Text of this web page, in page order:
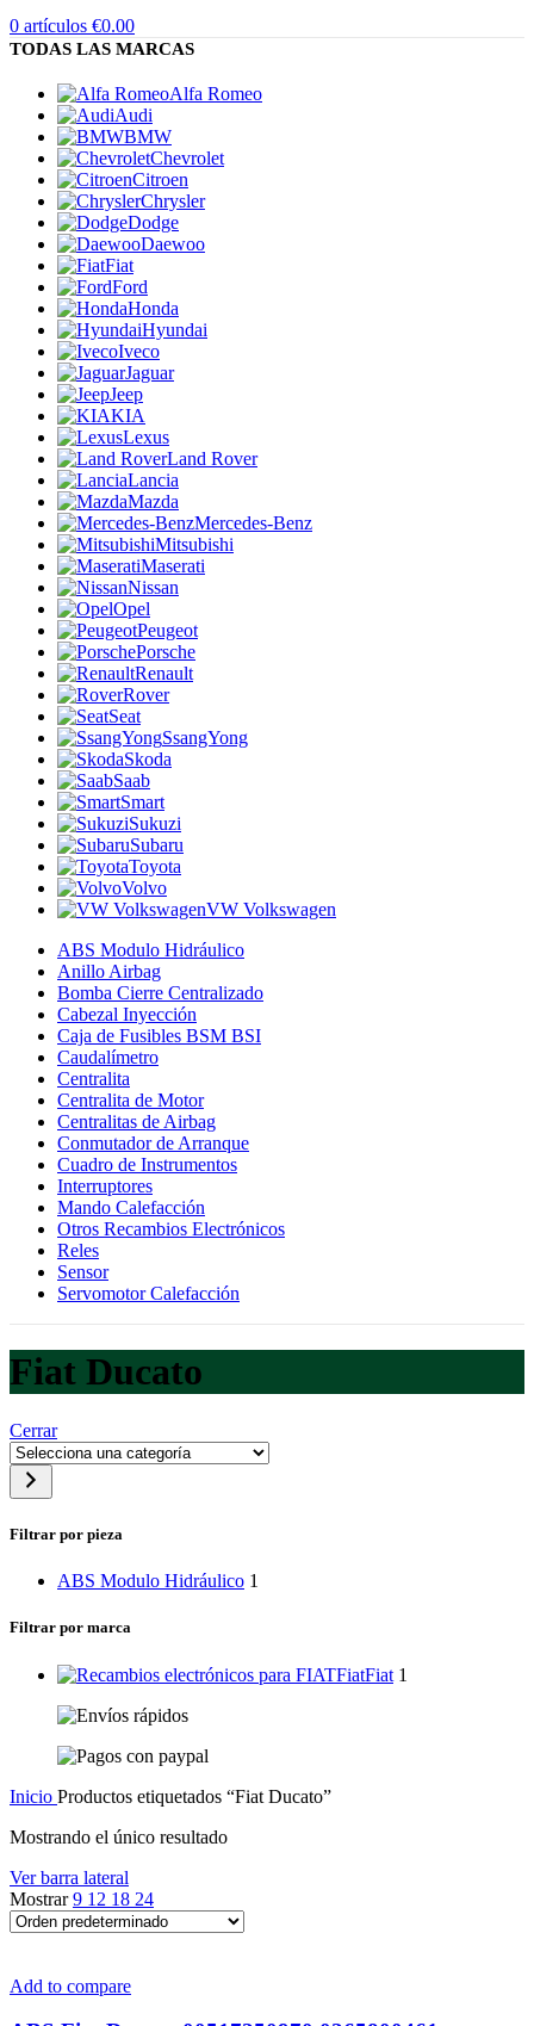
0 artículos €0.00
TODAS LAS MARCAS
Alfa Romeo
Audi
BMW
Chevrolet
Citroen
Chrysler
Dodge
Daewoo
Fiat
Ford
Honda
Hyundai
Iveco
Jaguar
Jeep
KIA
Lexus
Land Rover
Lancia
Mazda
Mercedes-Benz
Mitsubishi
Maserati
Nissan
Opel
Peugeot
Porsche
Renault
Rover
Seat
SsangYong
Skoda
Saab
Smart
Sukuzi
Subaru
Toyota
Volvo
VW Volkswagen
ABS Modulo Hidráulico
Anillo Airbag
Bomba Cierre Centralizado
Cabezal Inyección
Caja de Fusibles BSM BSI
Caudalímetro
Centralita
Centralita de Motor
Centralitas de Airbag
Conmutador de Arranque
Cuadro de Instrumentos
Interruptores
Mando Calefacción
Otros Recambios Electrónicos
Reles
Sensor
Servomotor Calefacción
Fiat Ducato
Cerrar
Selecciona
una
categoría
Filtrar por pieza
ABS Modulo Hidráulico 1
Filtrar por marca
FiatFiat 1
Inicio Productos etiquetados “Fiat Ducato”
Mostrando el único resultado
Ver barra lateral
Mostrar9 12 18 24
Add to compare